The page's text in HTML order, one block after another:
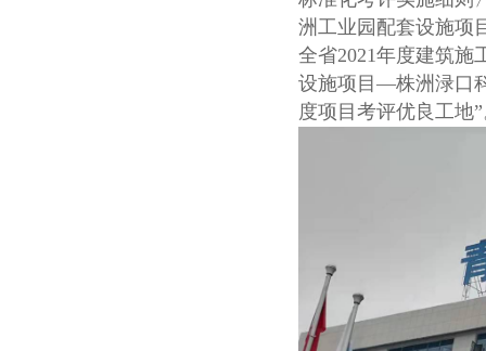
洲工业园配套设施项
全省2021年度建筑施
设施项目—株洲渌口
度项目考评优良工地